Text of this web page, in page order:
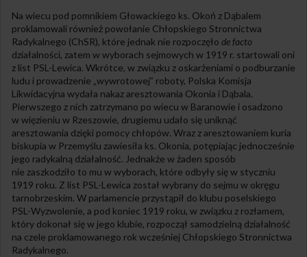
Na wiecu pod pomnikiem Głowackiego ks. Okoń z Dąbalem
proklamowali również powołanie Chłopskiego Stronnictwa
Radykalnego (ChSR), które jednak nie rozpoczęło de facto
działalności, zatem w wyborach sejmowych w 1919 r. startowali oni
z list PSL-Lewica. Wkrótce, w związku z oskarżeniami o podburzanie
ludu i prowadzenie „wywrotowej” roboty, Polska Komisja
Likwidacyjna wydała nakaz aresztowania Okonia i Dąbala.
Pierwszego z nich zatrzymano po wiecu w Baranowie i osadzono
w więzieniu w Rzeszowie, drugiemu udało się uniknąć
aresztowania dzięki pomocy chłopów. Wraz z aresztowaniem kuria
biskupia w Przemyślu zawiesiła ks. Okonia, potępiając jednocześnie
jego radykalną działalność. Jednakże w żaden sposób
nie zaszkodziło to mu w wyborach, które odbyły się w styczniu
1919 roku. Z list PSL-Lewica został wybrany do sejmu w okręgu
tarnobrzeskim. W parlamencie przystąpił do klubu poselskiego
PSL-Wyzwolenie, a pod koniec 1919 roku, w związku z rozłamem,
który dokonał się w jego klubie, rozpoczął samodzielną działalność
na czele proklamowanego rok wcześniej Chłopskiego Stronnictwa
Radykalnego.